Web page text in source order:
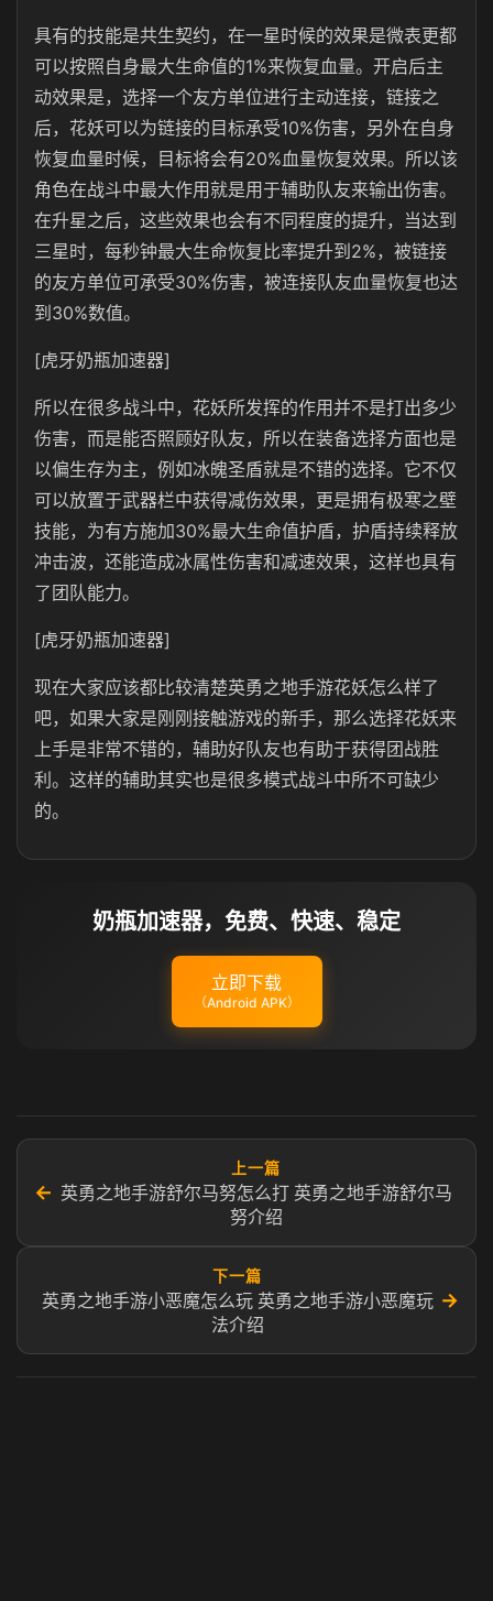
具有的技能是共生契约，在一星时候的效果是微表更都
可以按照自身最大生命值的1%来恢复血量。开启后主
动效果是，选择一个友方单位进行主动连接，链接之
后，花妖可以为链接的目标承受10%伤害，另外在自身
恢复血量时候，目标将会有20%血量恢复效果。所以该
角色在战斗中最大作用就是用于辅助队友来输出伤害。
在升星之后，这些效果也会有不同程度的提升，当达到
三星时，每秒钟最大生命恢复比率提升到2%，被链接
的友方单位可承受30%伤害，被连接队友血量恢复也达
到30%数值。
[虎牙奶瓶加速器]
所以在很多战斗中，花妖所发挥的作用并不是打出多少
伤害，而是能否照顾好队友，所以在装备选择方面也是
以偏生存为主，例如冰魄圣盾就是不错的选择。它不仅
可以放置于武器栏中获得减伤效果，更是拥有极寒之壁
技能，为有方施加30%最大生命值护盾，护盾持续释放
冲击波，还能造成冰属性伤害和减速效果，这样也具有
了团队能力。
[虎牙奶瓶加速器]
现在大家应该都比较清楚英勇之地手游花妖怎么样了
吧，如果大家是刚刚接触游戏的新手，那么选择花妖来
上手是非常不错的，辅助好队友也有助于获得团战胜
利。这样的辅助其实也是很多模式战斗中所不可缺少
的。
奶瓶加速器，免费、快速、稳定
立即下载
（Android APK）
←
上一篇
英勇之地手游舒尔马努怎么打 英勇之地手游舒尔马
努介绍
下一篇
英勇之地手游小恶魔怎么玩 英勇之地手游小恶魔玩
法介绍
→